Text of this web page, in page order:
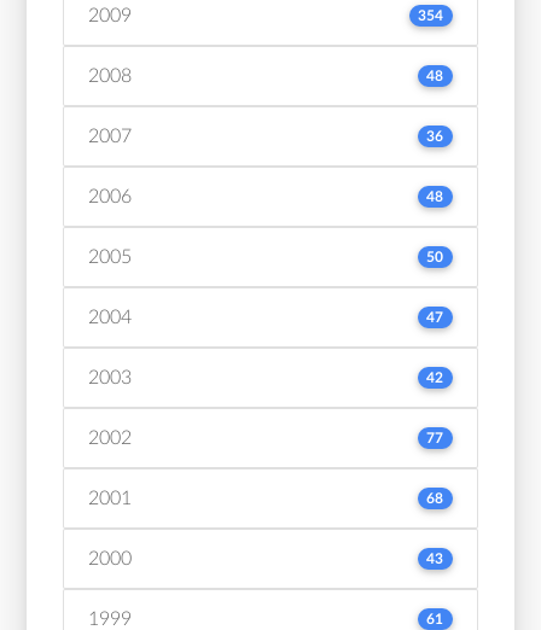
2009 354
2008 48
2007 36
2006 48
2005 50
2004 47
2003 42
2002 77
2001 68
2000 43
1999 61